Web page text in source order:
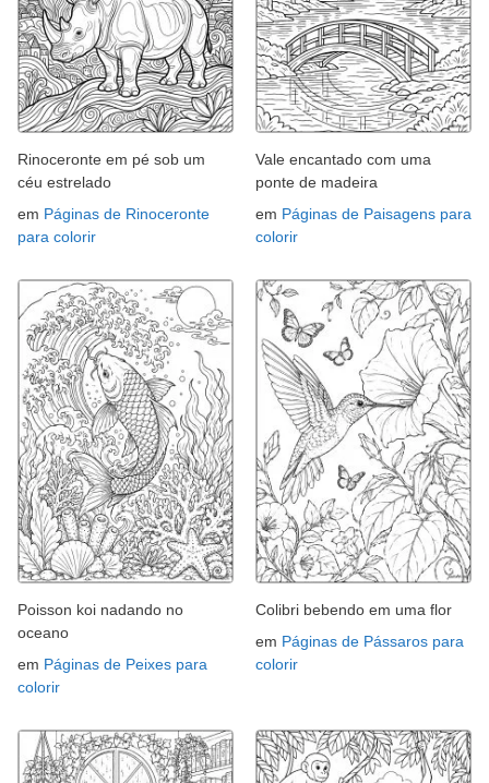
Rinoceronte em pé sob um
céu estrelado
em Páginas de Rinoceronte
para colorir
Vale encantado com uma
ponte de madeira
em Páginas de Paisagens para
colorir
Poisson koi nadando no
oceano
em Páginas de Peixes para
colorir
Colibri bebendo em uma flor
em Páginas de Pássaros para
colorir